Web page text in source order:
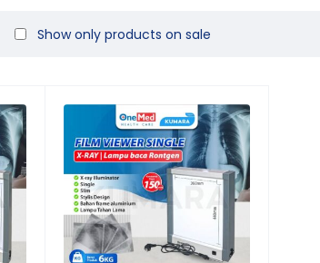
Show only products on sale